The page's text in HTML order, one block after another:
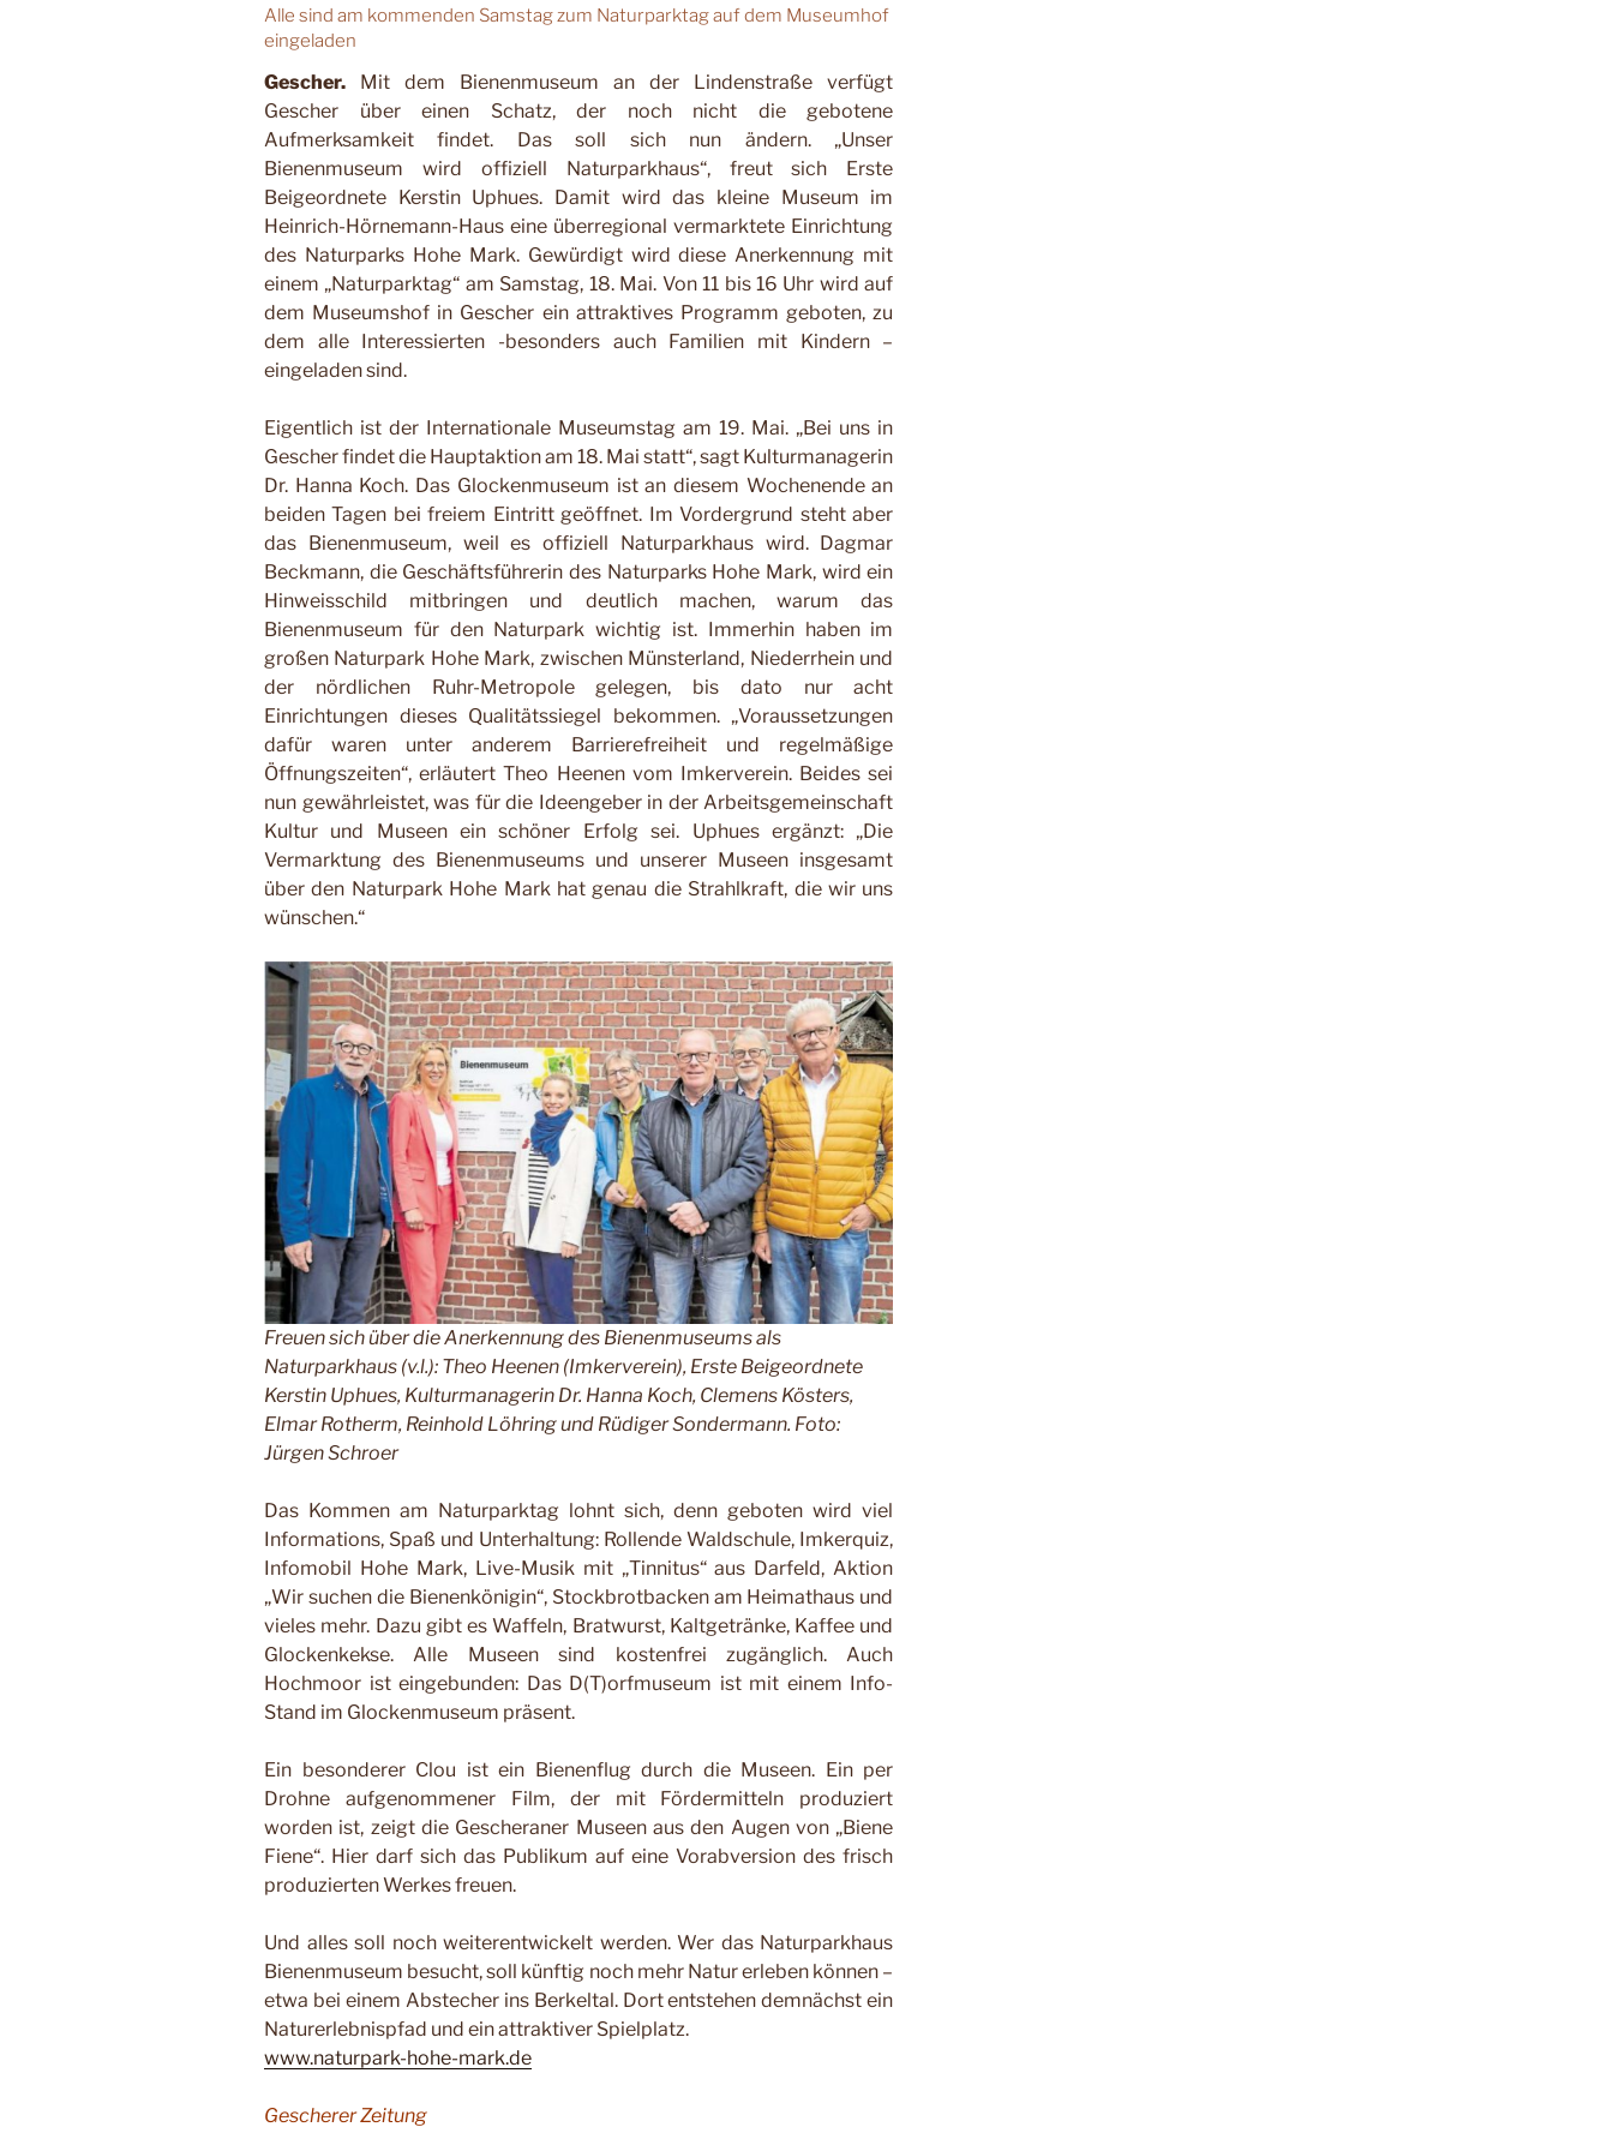
Alle sind am kommenden Samstag zum Naturparktag auf dem Museumhof
eingeladen
Gescher. Mit dem Bienenmuseum an der Lindenstraße verfügt
Gescher über einen Schatz, der noch nicht die gebotene
Aufmerksamkeit findet. Das soll sich nun ändern. „Unser
Bienenmuseum wird offiziell Naturparkhaus“, freut sich Erste
Beigeordnete Kerstin Uphues. Damit wird das kleine Museum im
Heinrich-Hörnemann-Haus eine überregional vermarktete Einrichtung
des Naturparks Hohe Mark. Gewürdigt wird diese Anerkennung mit
einem „Naturparktag“ am Samstag, 18. Mai. Von 11 bis 16 Uhr wird auf
dem Museumshof in Gescher ein attraktives Programm geboten, zu
dem alle Interessierten -besonders auch Familien mit Kindern –
eingeladen sind.
Eigentlich ist der Internationale Museumstag am 19. Mai. „Bei uns in
Gescher findet die Hauptaktion am 18. Mai statt“, sagt Kulturmanagerin
Dr. Hanna Koch. Das Glockenmuseum ist an diesem Wochenende an
beiden Tagen bei freiem Eintritt geöffnet. Im Vordergrund steht aber
das Bienenmuseum, weil es offiziell Naturparkhaus wird. Dagmar
Beckmann, die Geschäftsführerin des Naturparks Hohe Mark, wird ein
Hinweisschild mitbringen und deutlich machen, warum das
Bienenmuseum für den Naturpark wichtig ist. Immerhin haben im
großen Naturpark Hohe Mark, zwischen Münsterland, Niederrhein und
der nördlichen Ruhr-Metropole gelegen, bis dato nur acht
Einrichtungen dieses Qualitätssiegel bekommen. „Voraussetzungen
dafür waren unter anderem Barrierefreiheit und regelmäßige
Öffnungszeiten“, erläutert Theo Heenen vom Imkerverein. Beides sei
nun gewährleistet, was für die Ideengeber in der Arbeitsgemeinschaft
Kultur und Museen ein schöner Erfolg sei. Uphues ergänzt: „Die
Vermarktung des Bienenmuseums und unserer Museen insgesamt
über den Naturpark Hohe Mark hat genau die Strahlkraft, die wir uns
wünschen.“
Freuen sich über die Anerkennung des Bienenmuseums als
Naturparkhaus (v.l.): Theo Heenen (Imkerverein), Erste Beigeordnete
Kerstin Uphues, Kulturmanagerin Dr. Hanna Koch, Clemens Kösters,
Elmar Rotherm, Reinhold Löhring und Rüdiger Sondermann. Foto:
Jürgen Schroer
Das Kommen am Naturparktag lohnt sich, denn geboten wird viel
Informations, Spaß und Unterhaltung: Rollende Waldschule, Imkerquiz,
Infomobil Hohe Mark, Live-Musik mit „Tinnitus“ aus Darfeld, Aktion
„Wir suchen die Bienenkönigin“, Stockbrotbacken am Heimathaus und
vieles mehr. Dazu gibt es Waffeln, Bratwurst, Kaltgetränke, Kaffee und
Glockenkekse. Alle Museen sind kostenfrei zugänglich. Auch
Hochmoor ist eingebunden: Das D(T)orfmuseum ist mit einem Info-
Stand im Glockenmuseum präsent.
Ein besonderer Clou ist ein Bienenflug durch die Museen. Ein per
Drohne aufgenommener Film, der mit Fördermitteln produziert
worden ist, zeigt die Gescheraner Museen aus den Augen von „Biene
Fiene“. Hier darf sich das Publikum auf eine Vorabversion des frisch
produzierten Werkes freuen.
Und alles soll noch weiterentwickelt werden. Wer das Naturparkhaus
Bienenmuseum besucht, soll künftig noch mehr Natur erleben können –
etwa bei einem Abstecher ins Berkeltal. Dort entstehen demnächst ein
Naturerlebnispfad und ein attraktiver Spielplatz.
www.naturpark-hohe-mark.de
Gescherer Zeitung